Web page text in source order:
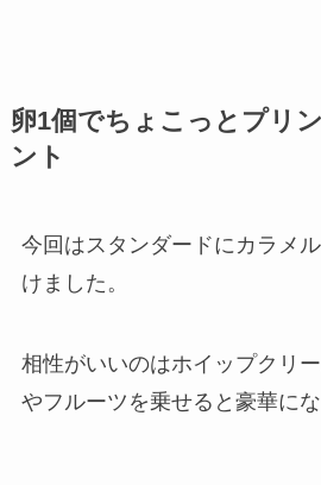
卵1個でちょこっとプリ
ント
今回はスタンダードにカラメ
けました。
相性がいいのはホイップクリ
やフルーツを乗せると豪華にな